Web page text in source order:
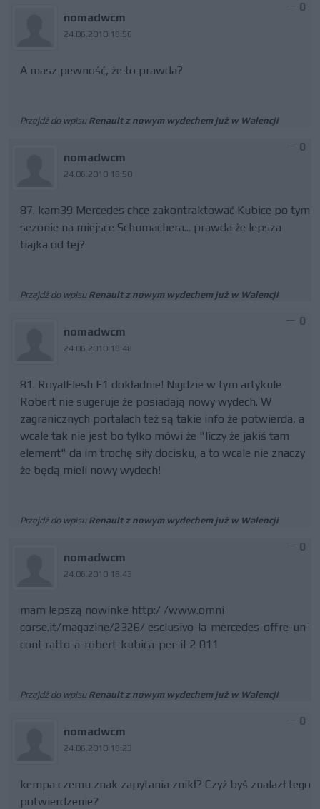
nomadwcm
24.06.2010 18:56
0
A masz pewność, że to prawda?
Przejdź do wpisu Renault z nowym wydechem już w Walencji
nomadwcm
24.06.2010 18:50
0
87. kam39 Mercedes chce zakontraktować Kubice po tym
sezonie na miejsce Schumachera... prawda że lepsza
bajka od tej?
Przejdź do wpisu Renault z nowym wydechem już w Walencji
nomadwcm
24.06.2010 18:48
0
81. RoyalFlesh F1 dokładnie! Nigdzie w tym artykule
Robert nie sugeruje że posiadają nowy wydech. W
zagranicznych portalach też są takie info że potwierda, a
wcale tak nie jest bo tylko mówi że "liczy że jakiś tam
element" da im trochę siły docisku, a to wcale nie znaczy
że będą mieli nowy wydech!
Przejdź do wpisu Renault z nowym wydechem już w Walencji
nomadwcm
24.06.2010 18:43
0
mam lepszą nowinke http:/ /www.omni
corse.it/magazine/2326/ esclusivo-la-mercedes-offre-un-
cont ratto-a-robert-kubica-per-il-2 011
Przejdź do wpisu Renault z nowym wydechem już w Walencji
nomadwcm
24.06.2010 18:23
0
kempa czemu znak zapytania znikł? Czyż byś znalazł tego
potwierdzenie?